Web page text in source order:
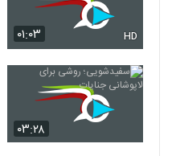
۰۱:۰۳ HD
۰۳:۲۸